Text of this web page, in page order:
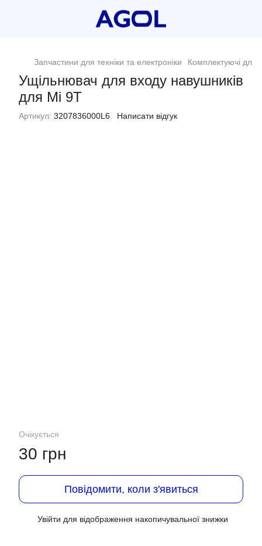
Запчастини для техніки та електроніки Комплектуючі для
Ущільнювач для входу навушників
для Mi 9T
Артикул: 3207836000L6 Написати відгук
Очікується
30 грн
Повідомити, коли з'явиться
Увійти для відображення накопичувальної знижки